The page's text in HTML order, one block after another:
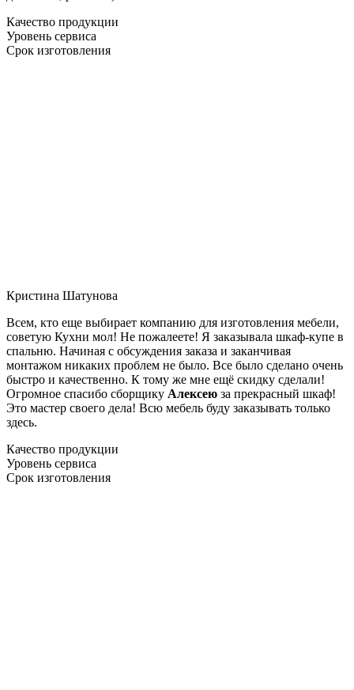
Качество продукции
Уровень сервиса
Срок изготовления
Кристина Шатунова
Всем, кто еще выбирает компанию для изготовления мебели,
советую Кухни мол! Не пожалеете! Я заказывала шкаф-купе в
спальню. Начиная с обсуждения заказа и заканчивая
монтажом никаких проблем не было. Все было сделано очень
быстро и качественно. К тому же мне ещё скидку сделали!
Огромное спасибо сборщику Алексею за прекрасный шкаф!
Это мастер своего дела! Всю мебель буду заказывать только
здесь.
Качество продукции
Уровень сервиса
Срок изготовления